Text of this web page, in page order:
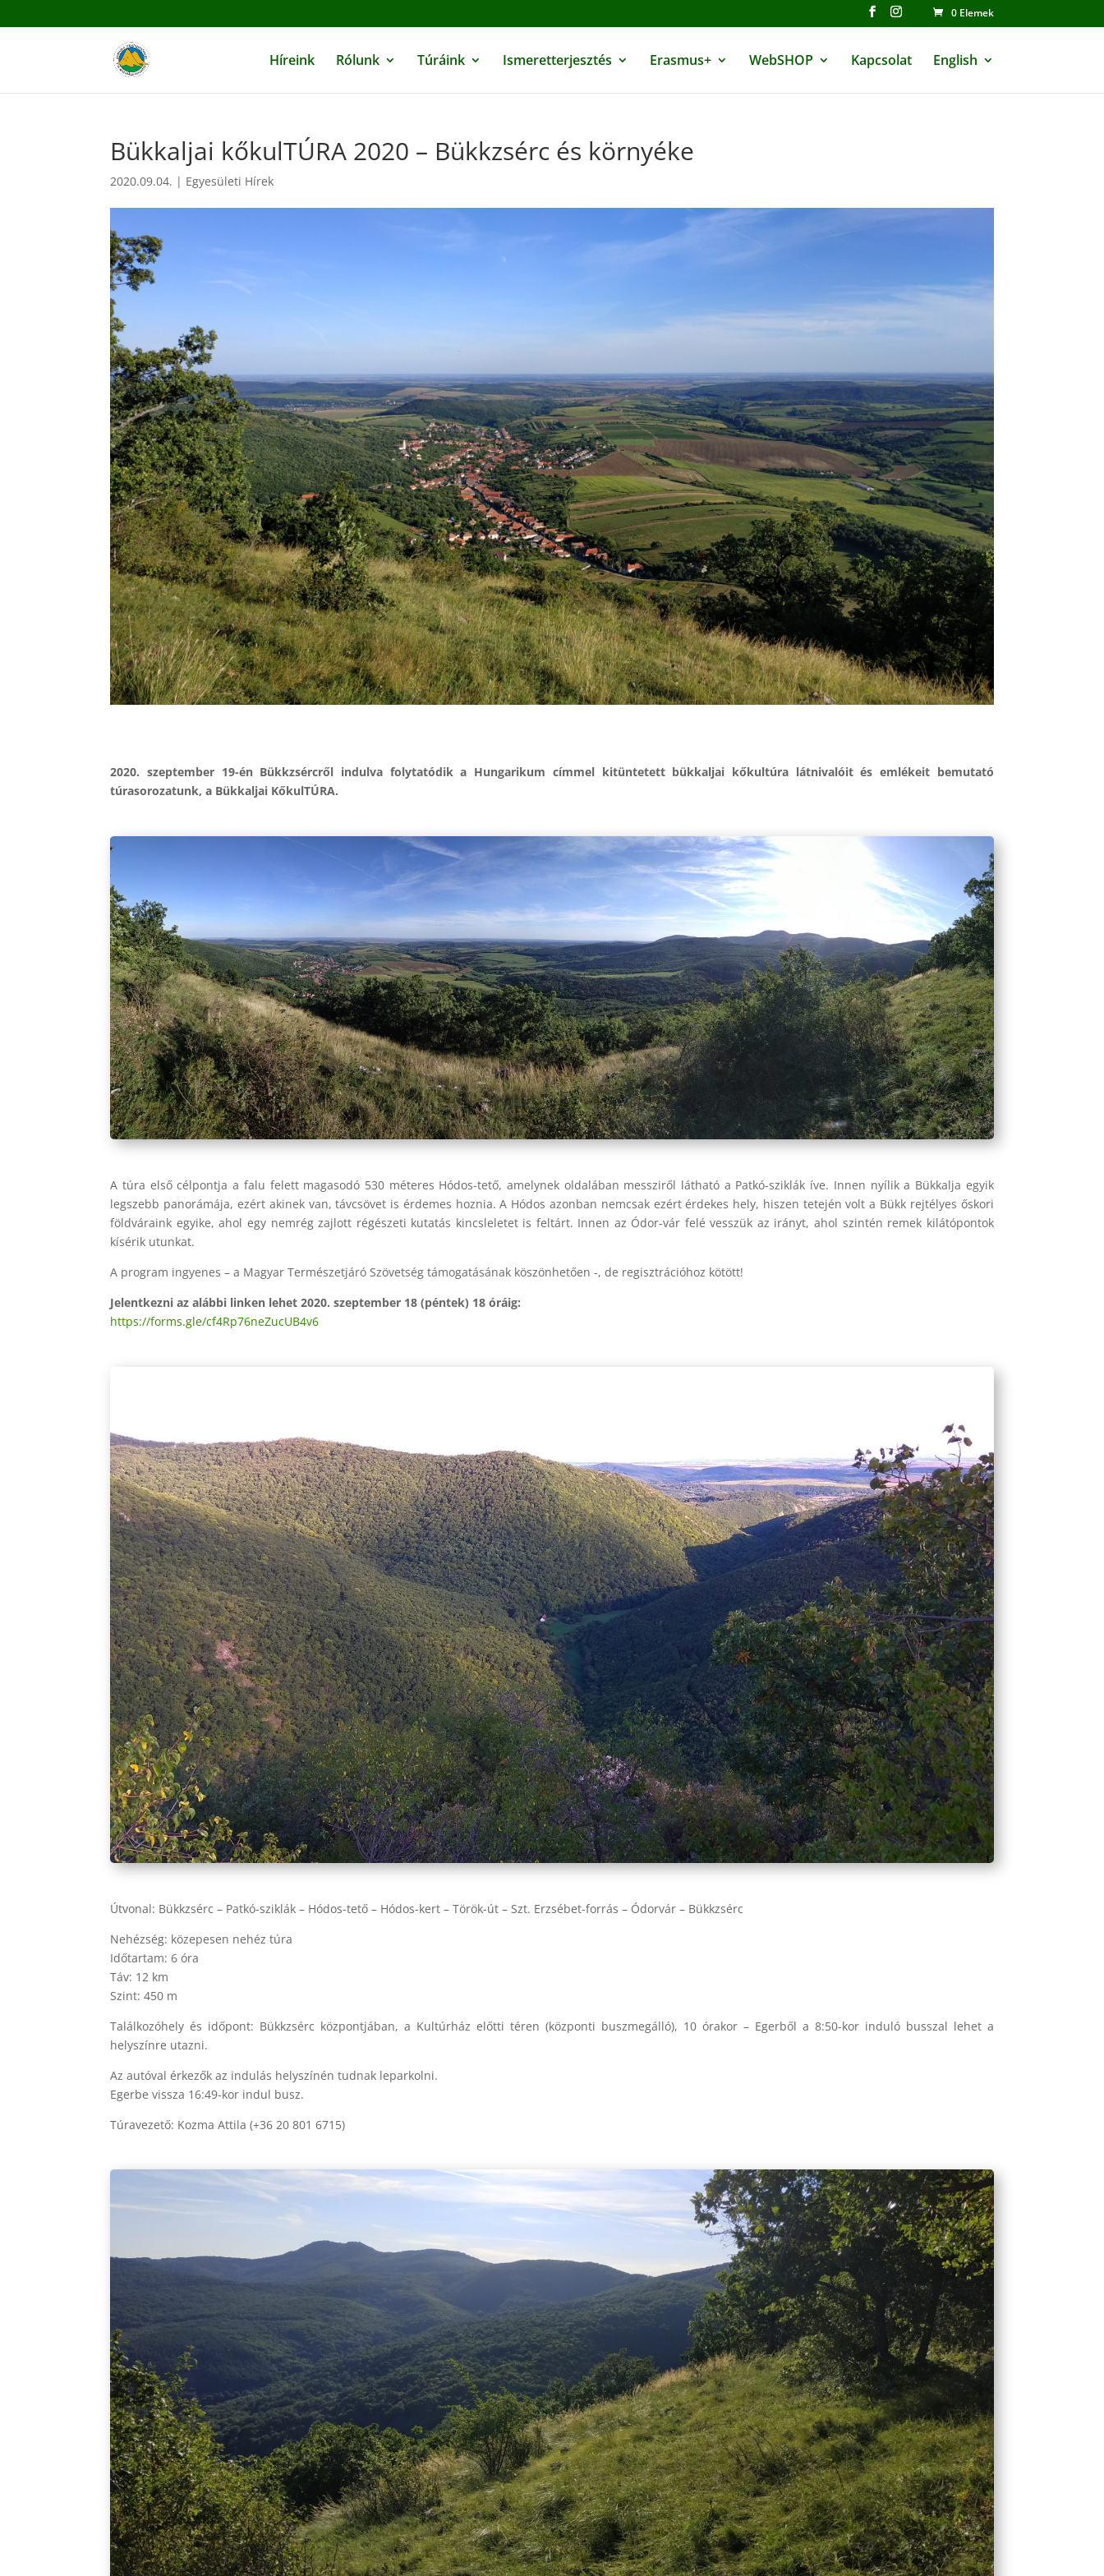
0 Elemek
Híreink Rólunk Túráink Ismeretterjesztés Erasmus+ WebSHOP Kapcsolat English
Bükkaljai kőkulTÚRA 2020 – Bükkzsérc és környéke
2020.09.04. | Egyesületi Hírek
2020. szeptember 19-én Bükkzsércről indulva folytatódik a Hungarikum címmel kitüntetett bükkaljai kőkultúra látnivalóit és emlékeit bemutató
túrasorozatunk, a Bükkaljai KőkulTÚRA.
A túra első célpontja a falu felett magasodó 530 méteres Hódos-tető, amelynek oldalában messziről látható a Patkó-sziklák íve. Innen nyílik a Bükkalja egyik
legszebb panorámája, ezért akinek van, távcsövet is érdemes hoznia. A Hódos azonban nemcsak ezért érdekes hely, hiszen tetején volt a Bükk rejtélyes őskori
földváraink egyike, ahol egy nemrég zajlott régészeti kutatás kincsleletet is feltárt. Innen az Ódor-vár felé vesszük az irányt, ahol szintén remek kilátópontok
kísérik utunkat.
A program ingyenes – a Magyar Természetjáró Szövetség támogatásának köszönhetően -, de regisztrációhoz kötött!
Jelentkezni az alábbi linken lehet 2020. szeptember 18 (péntek) 18 óráig:
https://forms.gle/cf4Rp76neZucUB4v6
Útvonal: Bükkzsérc – Patkó-sziklák – Hódos-tető – Hódos-kert – Török-út – Szt. Erzsébet-forrás – Ódorvár – Bükkzsérc
Nehézség: közepesen nehéz túra
Időtartam: 6 óra
Táv: 12 km
Szint: 450 m
Találkozóhely és időpont: Bükkzsérc központjában, a Kultúrház előtti téren (központi buszmegálló), 10 órakor – Egerből a 8:50-kor induló busszal lehet a
helyszínre utazni.
Az autóval érkezők az indulás helyszínén tudnak leparkolni.
Egerbe vissza 16:49-kor indul busz.
Túravezető: Kozma Attila (+36 20 801 6715)